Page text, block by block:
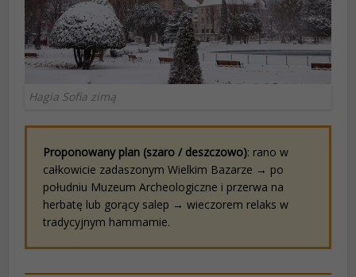
Hagia Sofia zimą
Proponowany plan (szaro / deszczowo): rano w
całkowicie zadaszonym Wielkim Bazarze → po
południu Muzeum Archeologiczne i przerwa na
herbatę lub gorący salep → wieczorem relaks w
tradycyjnym hammamie.